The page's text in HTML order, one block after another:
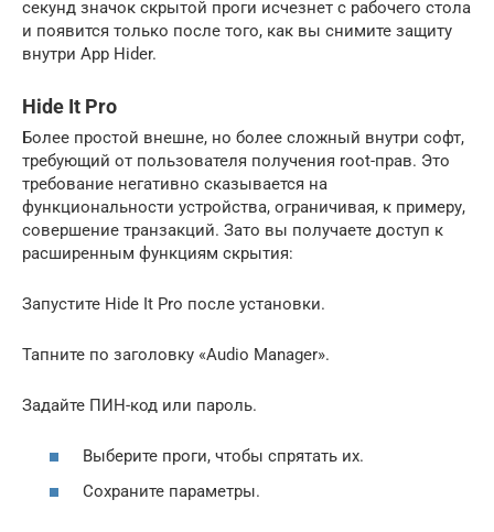
секунд значок скрытой проги исчезнет с рабочего стола
и появится только после того, как вы снимите защиту
внутри App Hider.
Hide It Pro
Более простой внешне, но более сложный внутри софт,
требующий от пользователя получения root-прав. Это
требование негативно сказывается на
функциональности устройства, ограничивая, к примеру,
совершение транзакций. Зато вы получаете доступ к
расширенным функциям скрытия:
Запустите Hide It Pro после установки.
Тапните по заголовку «Audio Manager».
Задайте ПИН-код или пароль.
Выберите проги, чтобы спрятать их.
Сохраните параметры.